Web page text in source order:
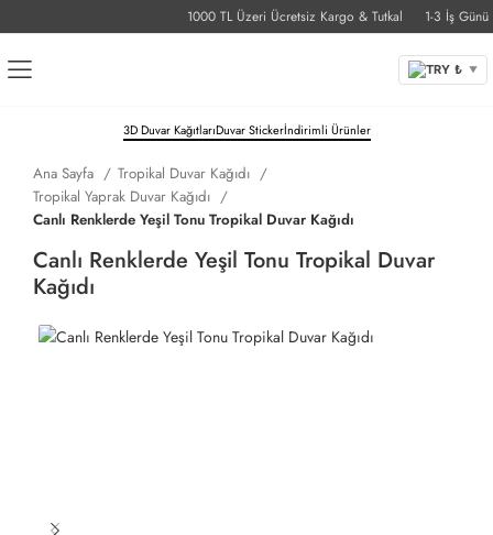
1000 TL Üzeri Ücretsiz Kargo & Tutkal 1-3 İş Günü
TRY ₺ ▼
3D Duvar KağıtlarıDuvar Stickerİndirimli Ürünler
Ana Sayfa
Tropikal Duvar Kağıdı
Tropikal Yaprak Duvar Kağıdı
Canlı Renklerde Yeşil Tonu Tropikal Duvar Kağıdı
Canlı Renklerde Yeşil Tonu Tropikal Duvar
Kağıdı